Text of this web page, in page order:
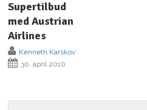
Supertilbud
med Austrian
Airlines
Kenneth Karskov
30. april 2010